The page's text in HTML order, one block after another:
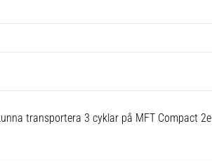
transportera 3 cyklar på MFT Compact 2e